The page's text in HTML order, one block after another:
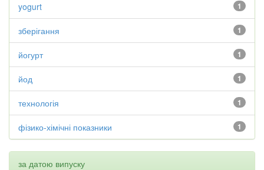
1
yogurt
1
зберігання
1
йогурт
1
йод
1
технологія
1
фізико-хімічні показники
за датою випуску